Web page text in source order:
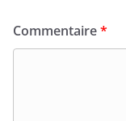
Commentaire*